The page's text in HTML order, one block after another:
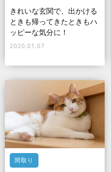
きれいな玄関で、出かける
ときも帰ってきたときもハ
ッピーな気分に！
2020.01.07
間取り